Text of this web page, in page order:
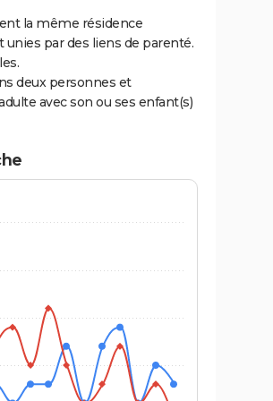
la même résidence
par des liens de parenté.
deux personnes et
avec son ou ses enfant(s)